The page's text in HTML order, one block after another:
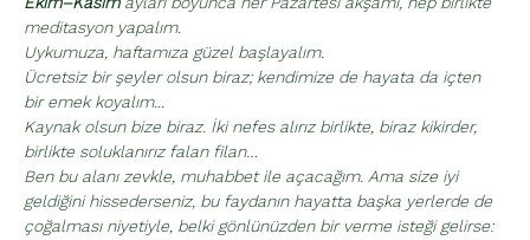
meditasyon yapalım.
Uykumuza, haftamıza güzel başlayalım.
Ücretsiz bir şeyler olsun biraz; kendimize de hayata da içten
bir emek koyalım...
Kaynak olsun bize biraz. İki nefes alırız birlikte, biraz kikirder,
birlikte soluklanırız falan filan…
Ben bu alanı zevkle, muhabbet ile açacağım. Ama size iyi
geldiğini hissederseniz, bu faydanın hayatta başka yerlerde de
çoğalması niyetiyle, belki gönlünüzden bir verme isteği gelirse: